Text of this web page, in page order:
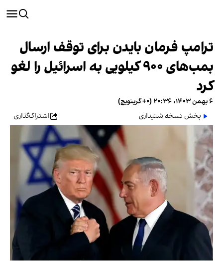
ترامپ فرمان بایدن برای توقف ارسال
بمب‌های ۹۰۰ کیلویی به اسرائیل را لغو
کرد
۶ بهمن ۱۴۰۳، ۲۰:۳۶ (‎+۰ گرینویچ)
پخش نسخه شنیداری
اشتراک‌گذاری